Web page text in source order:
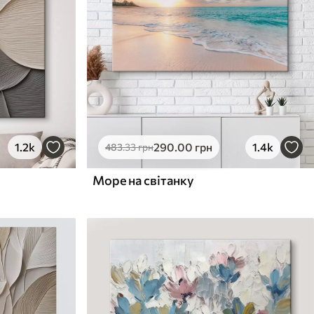
1.2k 483.33грн290.00 грн 1.4k
Море на світанку